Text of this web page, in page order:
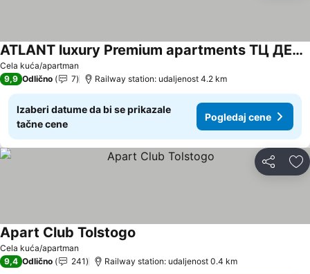
Cela kuća/apartman
ATLANT luxury Premium apartments ТЦ ДЕПОТ
9,9 Odlično 7 Railway station: udaljenost 4.2 km
Izaberi datume da bi se prikazale
tačne cene
Pogledaj cene
Deli
Cela kuća/apartman
Apart Club Tolstogo
9,4 Odlično 241 Railway station: udaljenost 0.4 km